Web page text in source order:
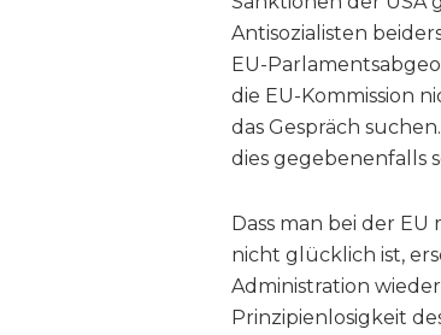
Antisozialisten
EU-
die EU-Kommission
das Gespräch
dies gegebenenfalls
Dass man bei der
nicht glücklich ist,
Administration
Prinzipienlosigkeit